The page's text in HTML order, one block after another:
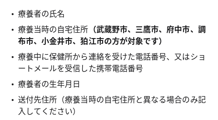
療養者の氏名
療養当時の自宅住所 （武蔵野市、三鷹市、府中市、調
布市、小金井市、狛江市の方が対象です）
療養中に保健所から連絡を受けた電話番号、又はショ
ートメールを受信した携帯電話番号
療養者の生年月日
送付先住所（療養当時の自宅住所と異なる場合のみ記
入してください）